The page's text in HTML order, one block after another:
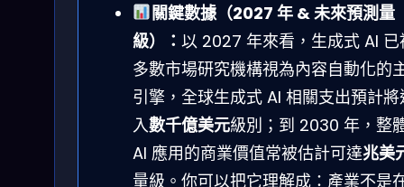
關鍵數據（2027 年 & 未來預測量
級）： 以 2027 年來看，生成式 AI 已
多數市場研究機構視為內容自動化的
引擎，全球生成式 AI 相關支出預計將
入數千億美元級別；到 2030 年，整
AI 應用的商業價值常被估計可達兆美
量級。你可以把它理解成：產業不是